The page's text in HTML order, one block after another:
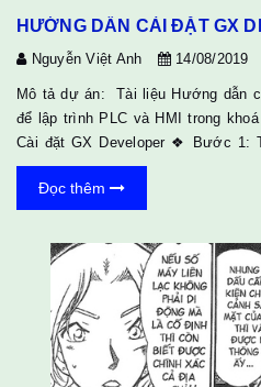
HƯỚNG DẪN CÀI ĐẶT GX
Nguyễn Việt Anh 14/08/2019
Mô tả dự án: Tài liệu Hướng dẫn
để lập trình PLC và HMI trong
Cài đặt GX Developer ❖ Bước 1:
sau (có thể bạn không cần tải phần
Bản cài đặt V8 Upgrade lên phiên bản V8.91 Phần mềm mô phỏng
PLC Mitsubishi ❖ Bước 2: Sau khi
và tiến hành cài đặt như sau Đối với mỗi file giải nén bạn sẽ lần
lược vào thư mục Env...
Đọc thêm